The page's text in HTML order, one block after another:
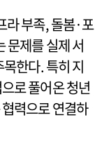
라 부족, 돌봄·포
문제를 실제 서
한다. 특히 지
로 풀어온 청년
력으로 연결하